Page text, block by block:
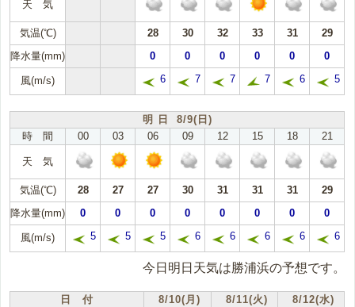
天 気
気温(℃) 28 30 32 33 31
29
降水量(mm)
0 0 0 0 0 0
風(m/s) 6 7 7 7 6 5
明 日 8/9(日)
時 間
00 03 06 09 12 15 18 21
天 気
気温(℃) 28 27 27 30 31 31 31
29
降水量(mm)
0 0 0 0 0 0 0 0
風(m/s) 5 5 5 6 6 6 6 6
今日明日天気は勝浦浜の予想です。
日 付 8/10(月) 8/11(火) 8/12(水)